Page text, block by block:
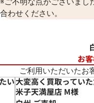
合わせください。
お
ご利用いただいたお
に高く買い取りいただき